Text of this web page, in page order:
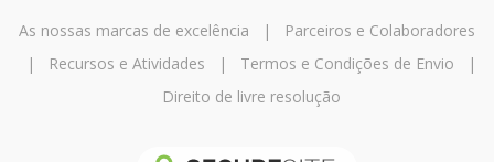
As nossas marcas de excelência |
Parceiros e Colaboradores
|
Recursos e Atividades | Termos e Condições de Envio |
Direito de livre resolução